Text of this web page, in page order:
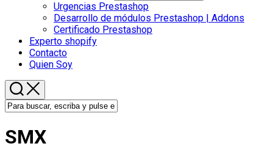
Urgencias Prestashop
Desarrollo de módulos Prestashop | Addons
Certificado Prestashop
Experto shopify
Contacto
Quien Soy
SMX